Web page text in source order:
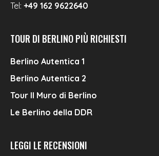
Tel: +49 162 9622640
TOUR DI BERLINO PIÙ RICHIESTI
Berlino Autentica 1
Berlino Autentica 2
Tour Il Muro di Berlino
Le Berlino della DDR
LEGGI LE RECENSIONI